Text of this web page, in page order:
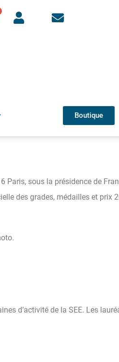
Boutique
Paris, sous la présidence de
des grades, médailles et prix
d’activité de la SEE. Les